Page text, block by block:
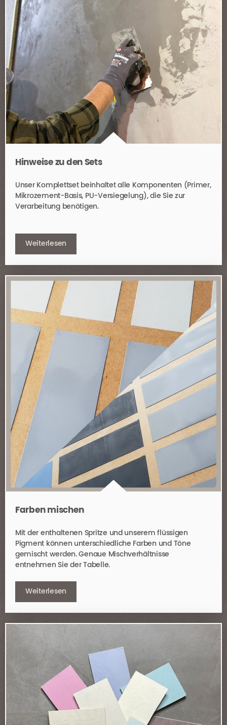
Hinweise zu den Sets
Unser Komplettset beinhaltet alle Komponenten (Primer,
Mikrozement-Basis, PU-Versiegelung), die Sie zur
Verarbeitung benötigen.
Weiterlesen
Farben mischen
Mit der enthaltenen Spritze und unserem flüssigen
Pigment können unterschiedliche Farben und Töne
gemischt werden. Genaue Mischverhältnisse
entnehmen Sie der Tabelle.
Weiterlesen